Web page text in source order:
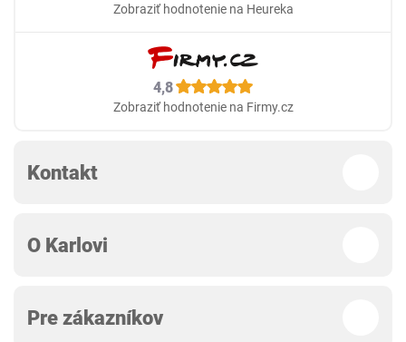
Zobraziť hodnotenie na Heureka
4,8
Zobraziť hodnotenie na Firmy.cz
Kontakt
O Karlovi
Pre zákazníkov